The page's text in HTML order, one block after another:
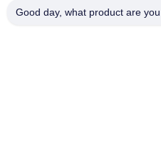
Good day, what product are